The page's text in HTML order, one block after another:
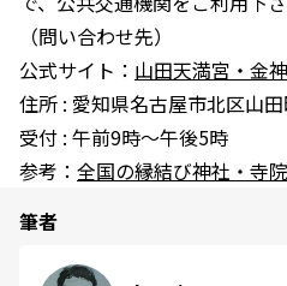
（問い合わせ先）
公式サイト： 山田天満宮・金
住所 : 愛知県名古屋市北区山
受付 : 午前9時～午後5時
参考： 全国の縁結び神社・寺
筆者